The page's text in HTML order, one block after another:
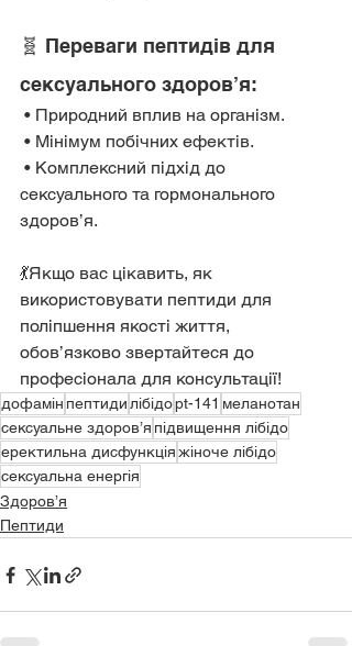
🧬 Переваги пептидів для
сексуального здоров’я:
• Природний вплив на організм.
• Мінімум побічних ефектів.
сексуального та гормонального
здоров’я.
💃Якщо вас цікавить, як
використовувати пептиди для
поліпшення якості життя,
обов’язково звертайтеся до
професіонала для консультації!
дофамін пептидилібідоpt-141 меланотан
сексуальне здоров’я підвищення лібідо
еректильна дисфункціяжіноче лібідо
сексуальна енергія
Здоров’я
Пептиди